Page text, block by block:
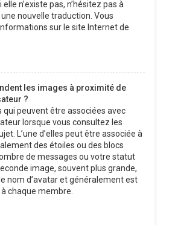
n’existe pas, n’hésitez pas à
nouvelle traduction. Vous
sur le site Internet de
les images à proximité de
?
qui peuvent être associées avec
lorsque vous consultez les
L’une d’elles peut être associée à
des étoiles ou des blocs
de messages ou votre statut
image, souvent plus grande,
nom d’avatar et généralement est
chaque membre.